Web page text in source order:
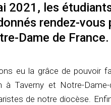
2021, les
rendez-
Dame de
eu la grâce de pouvoir
à Taverny et Notre-Dame-
de notre diocèse.